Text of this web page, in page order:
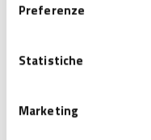
Preferenze
Statistiche
Marketing
Chiuso:sabato
Per ulteriori informazioni